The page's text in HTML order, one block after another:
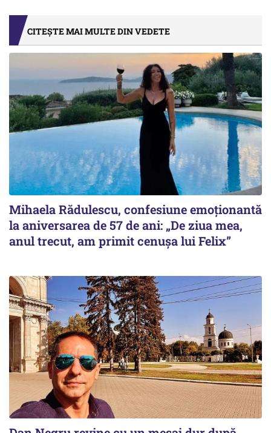
CITEȘTE MAI MULTE DIN VEDETE
Mihaela Rădulescu, confesiune emoționantă
la aniversarea de 57 de ani: „De ziua mea,
anul trecut, am primit cenușa lui Felix”